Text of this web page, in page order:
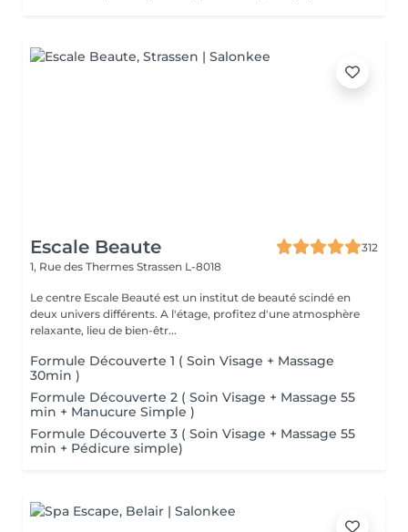
Escale Beaute
312
1, Rue des Thermes Strassen L-8018
Le centre Escale Beauté est un institut de beauté scindé en
deux univers différents. A l'étage, profitez d'une atmosphère
relaxante, lieu de bien-êtr...
Formule Découverte 1 ( Soin Visage + Massage
30min )
Formule Découverte 2 ( Soin Visage + Massage 55
min + Manucure Simple )
Formule Découverte 3 ( Soin Visage + Massage 55
min + Pédicure simple)